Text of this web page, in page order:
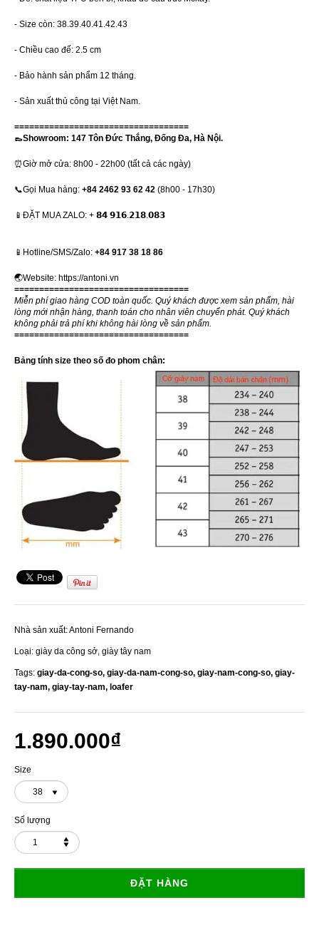
- Size còn: 38.39.40.41.42.43
- Chiều cao đế: 2.5 cm
- Bảo hành sản phẩm 12 tháng.
- Sản xuất thủ công tại Việt Nam.
===================================
👞Showroom: 147 Tôn Đức Thắng, Đống Đa, Hà Nội.
⏰Giờ mở cửa: 8h00 - 22h00 (tất cả các ngày)
📞Gọi Mua hàng: +84 2462 93 62 42 (8h00 - 17h30)
📱ĐẶT MUA ZALO: + 𝟴𝟰 𝟵𝟭𝟲.𝟮𝟭𝟴.𝟬𝟴𝟯
📱Hotline/SMS/Zalo: +84 917 38 18 86
🌏Website: https://antoni.vn
===================================
Miễn phí giao hàng COD toàn quốc. Quý khách được xem sản phẩm, hài
lòng mới nhận hàng, thanh toán cho nhân viên chuyển phát. Quý khách
không phải trả phí khi không hài lòng về sản phẩm.
===================================
Bảng tính size theo số đo phom chân:
Nhà sản xuất:Antoni Fernando
Loại: giày da công sở, giày tây nam
Tags: giay-da-cong-so, giay-da-nam-cong-so, giay-nam-cong-so, giay-
tay-nam, giay-tay-nam, loafer
1.890.000₫
Size
38
Số lượng
ĐẶT HÀNG